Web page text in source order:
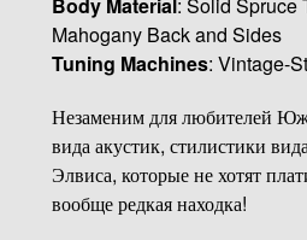
Mahogany Back and Sides
Tuning Machines: Vintage-
Незаменим для любителей
вида акустик, стилистики
Элвиса, которые не хотят
вообще редкая находка!